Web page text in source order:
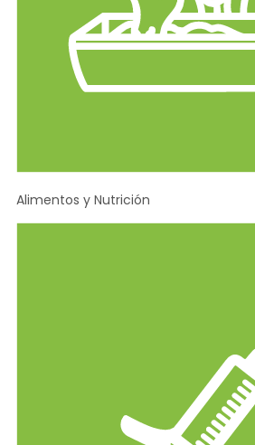
Alimentos y Nutrición